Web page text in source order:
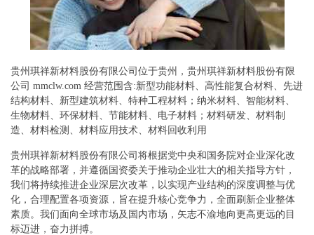
贵州琪祥新材料股份有限公司位于贵州，贵州琪祥新材料股份有限
公司 mmclw.com 经营范围含:新型功能材料、高性能复合材料、先进
结构材料、新型建筑材料、特种工程材料；纳米材料、智能材料、
生物材料、环保材料、节能材料、电子材料；材料研发、材料制
造、材料检测、材料应用技术、材料回收利用
贵州琪祥新材料股份有限公司将根据党中央和国务院对企业深化改
革的战略部署，并遵循国资委关于推动企业壮大的相关指导方针，
我们将持续推进企业深层次改革，以实现产业结构的深度调整与优
化，合理配置各项资源，旨在提升核心竞争力，全面刷新企业整体
素质。我们面向全球市场及国内市场，矢志不渝地向更高更远的目
标迈进，奋力拼搏。